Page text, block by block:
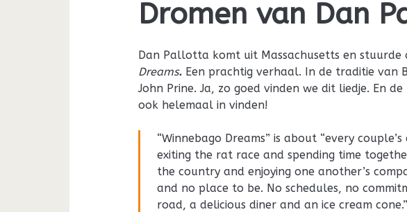
Dromen van Dan
Dan Pallotta komt uit Massachusetts en stuurde
Dreams. Een prachtig verhaal. In de traditie van
John Prine. Ja, zo goed vinden we dit liedje. En
ook helemaal in vinden!
“Winnebago Dreams” is about “every
exiting the rat race and spending time
the country and enjoying one another’s
and no place to be. No schedules, no
road, a delicious diner and an ice cream cone.”